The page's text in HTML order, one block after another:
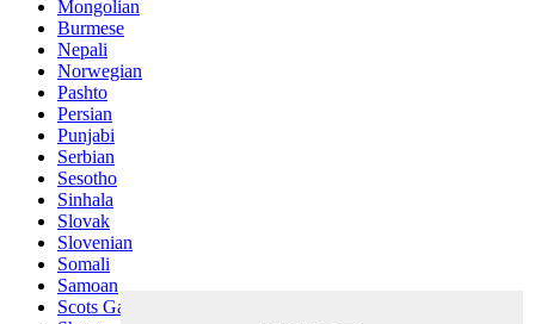
Mongolian
Burmese
Nepali
Norwegian
Pashto
Persian
Punjabi
Serbian
Sesotho
Sinhala
Slovak
Slovenian
Somali
Samoan
Scots Gaelic